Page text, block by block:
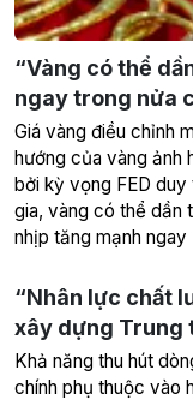
“Vàng có thể
ngay trong nửa
Giá vàng điều chỉnh
hướng của vàng ảnh
bởi kỳ vọng FED duy
gia, vàng có thể dần
nhịp tăng mạnh ngay
“Nhân lực chất
xây dựng Trung
Khả năng thu hút
chính phụ thuộc vào